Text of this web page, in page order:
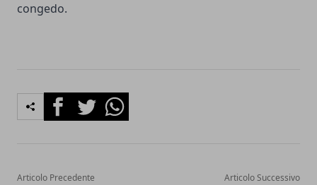
congedo.
FacebookTwitterWhatsapp
Articolo Precedente Articolo Successivo